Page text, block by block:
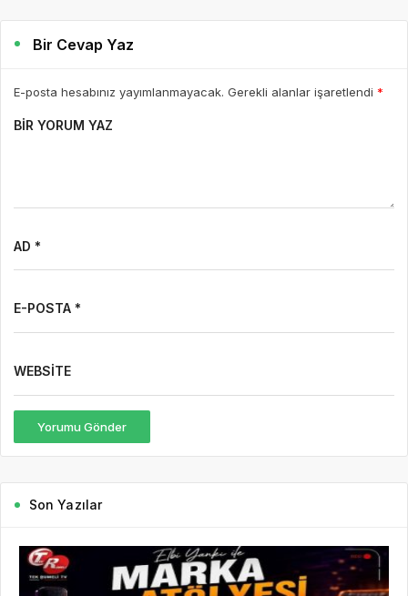
Bir Cevap Yaz
E-posta hesabınız yayımlanmayacak. Gerekli alanlar işaretlendi *
BIR YORUM YAZ
AD *
E-POSTA *
WEBSITE
Yorumu Gönder
Son Yazılar